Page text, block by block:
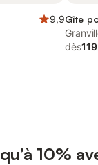
9,9Gîte
dès
10%